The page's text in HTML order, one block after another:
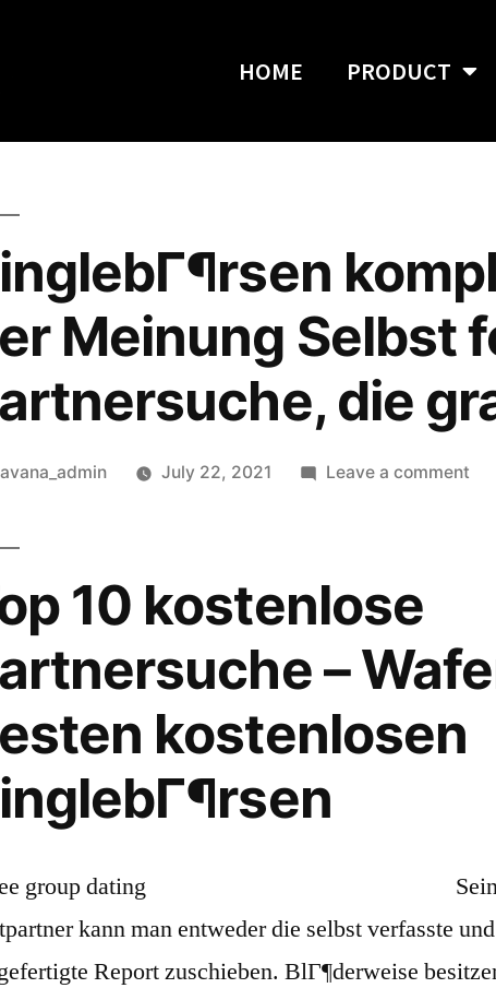
HOME PRODUCT
Meinung Selbst
die
July 22, 2021 Leave a comment
10 kostenlose
–
kostenlosen
kann man entweder die selbst verfasste
Report zuschieben. BlГ¶derweise